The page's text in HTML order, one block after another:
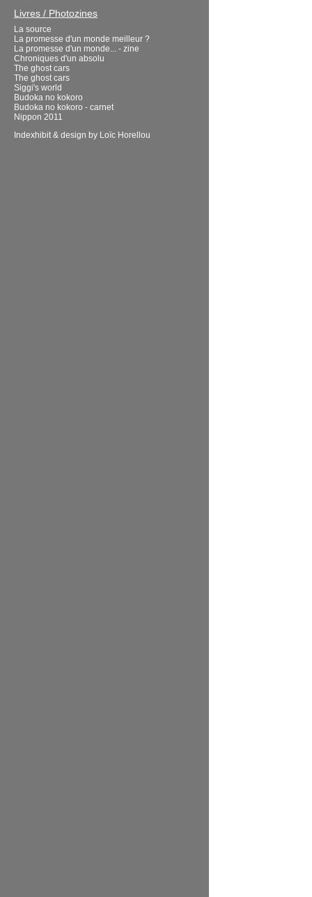
Livres / Photozines
La source
La promesse d'un monde meilleur ?
La promesse d'un monde... - zine
Chroniques d'un absolu
The ghost cars
The ghost cars
Siggi's world
Budoka no kokoro
Budoka no kokoro - carnet
Nippon 2011
Indexhibit& design by Loïc Horellou